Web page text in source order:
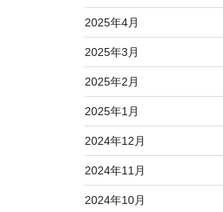
2025年4月
2025年3月
2025年2月
2025年1月
2024年12月
2024年11月
2024年10月